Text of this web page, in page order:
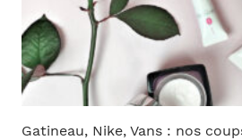
Gatineau, Nike, Vans : nos